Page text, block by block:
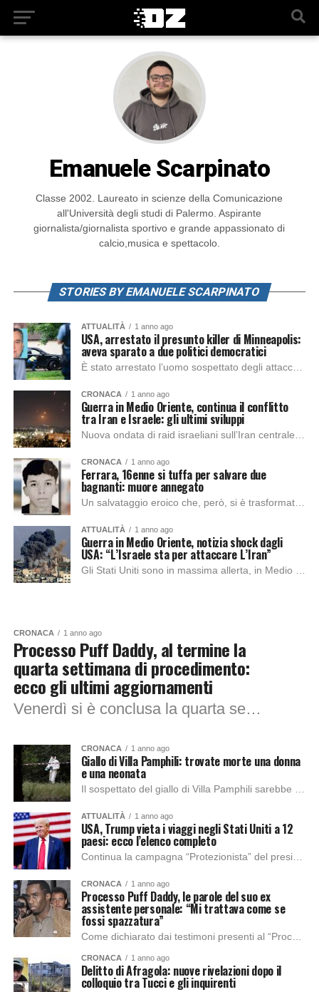
Emanuele Scarpinato
Classe 2002. Laureato in scienze della Comunicazione
all'Università degli studi di Palermo. Aspirante
giornalista/giornalista sportivo e grande appassionato di
calcio,musica e spettacolo.
STORIES BY EMANUELE SCARPINATO
ATTUALITÀ 1 anno ago
USA, arrestato il presunto killer di Minneapolis:
aveva sparato a due politici democratici
È stato arrestato l’uomo sospettato degli attacchi a Minneapolis, in cui sono stati uccisi un parlamentare dello stato del Minnesota e di averne sparato a un...
CRONACA 1 anno ago
Guerra in Medio Oriente, continua il conflitto
tra Iran e Israele: gli ultimi sviluppi
CRONACA 1 anno ago
Ferrara, 16enne si tuffa per salvare due
bagnanti: muore annegato
Un salvataggio eroico che, però, si è trasformato in tragedia. È quello che è capitato ad Aymane Ed Dafali, 16enne, annegato poco dopo essersi tuffato da...
ATTUALITÀ 1 anno ago
Guerra in Medio Oriente, notizia shock dagli
USA: “L’Israele sta per attaccare L’Iran”
CRONACA 1 anno ago
Processo Puff Daddy, al termine la
quarta settimana di procedimento:
ecco gli ultimi aggiornamenti
Venerdì si è conclusa la quarta settimana del seguitissimo processo di New York, che dovrebbe terminare i primi giorni di luglio, in cui il celebre rapper...
CRONACA 1 anno ago
Giallo di Villa Pamphili: trovate morte una donna
e una neonata
ATTUALITÀ 1 anno ago
USA, Trump vieta i viaggi negli Stati Uniti a 12
paesi: ecco l’elenco completo
CRONACA 1 anno ago
Processo Puff Daddy, le parole del suo ex
assistente personale: “Mi trattava come se
fossi spazzatura”
Come dichiarato dai testimoni presenti al “Processo Puff Daddy”, le dichiarazioni di “Mia” (pseudonimo per definire l’ex assistente personale di Diddy) sono state le più incisive...
CRONACA 1 anno ago
Delitto di Afragola: nuove rivelazioni dopo il
colloquio tra Tucci e gli inquirenti